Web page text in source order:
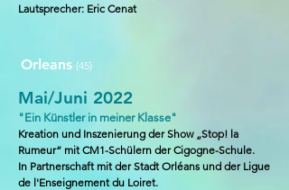
Lautsprecher: Eric Cenat
Orleans (45)
Mai/Juni 2022
"Ein Künstler in meiner Klasse"
Kreation und Inszenierung der Show „Stop! la
Rumeur“ mit CM1-Schülern der Cigogne-Schule.
In Partnerschaft mit der Stadt Orléans und der Ligue
de l'Enseignement du Loiret.